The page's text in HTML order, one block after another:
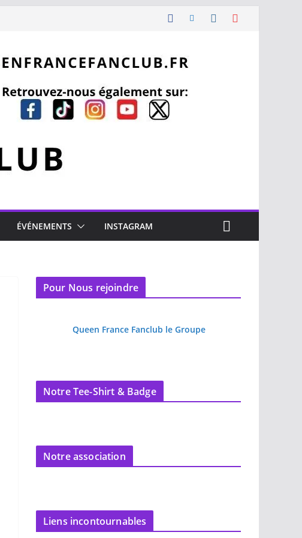
ÉVÉNEMENTS INSTAGRAM
Pour Nous rejoindre
Queen France Fanclub le Groupe
Notre Tee-Shirt & Badge
Notre association
Liens incontournables